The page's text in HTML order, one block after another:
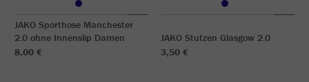
JAKO Sporthose Manchester
2.0 ohne Innenslip Damen
8,00 €
JAKO Stutzen Glasgow 2.0
3,50 €